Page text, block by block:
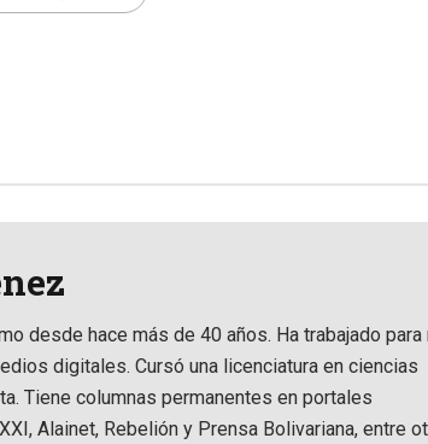
desde hace más de 40 años. Ha trabajado para
digitales. Cursó una licenciatura en ciencias
Tiene columnas permanentes en portales
Alainet, Rebelión y Prensa Bolivariana, entre